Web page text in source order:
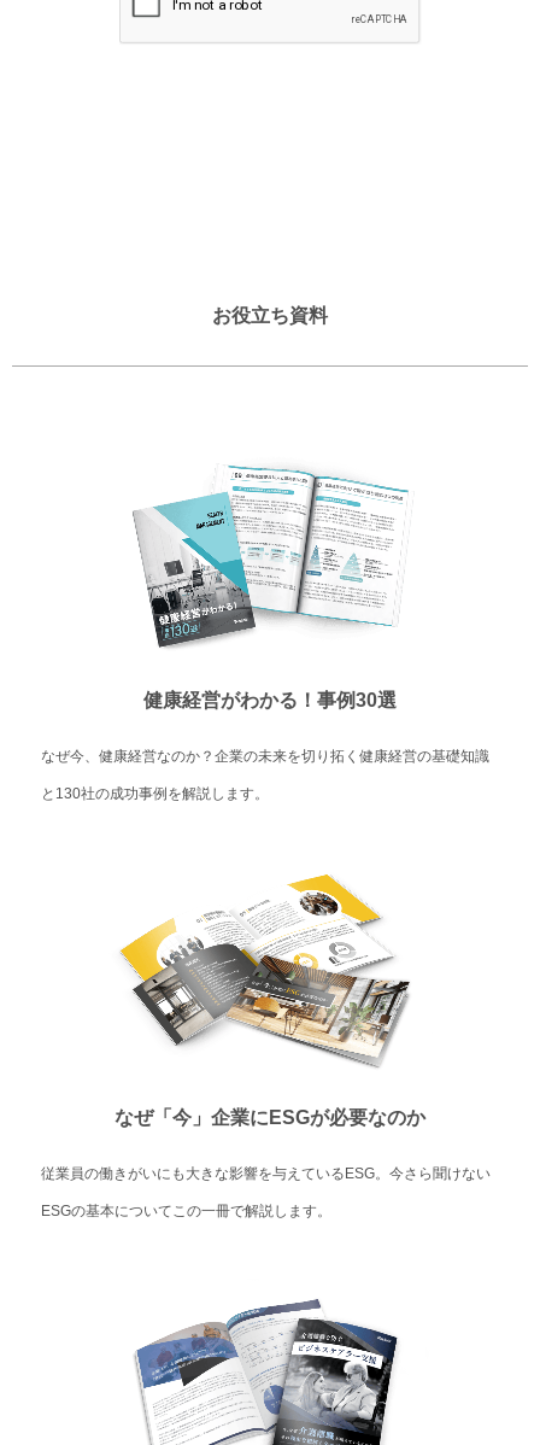
お役立ち資料
健康経営がわかる！事例30選
なぜ今、健康経営なのか？企業の未来を切り拓く健康経営の基礎知識
と130社の成功事例を解説します。
なぜ「今」企業にESGが必要なのか
従業員の働きがいにも大きな影響を与えているESG。今さら聞けない
ESGの基本についてこの一冊で解説します。